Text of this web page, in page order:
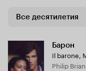
Все десятилетия
Барон
Il barone,
Philip